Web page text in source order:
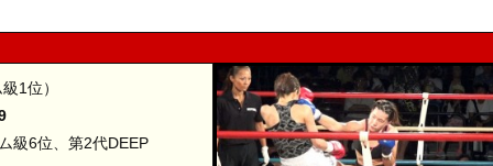
1位）
級6位、第2代DEEP